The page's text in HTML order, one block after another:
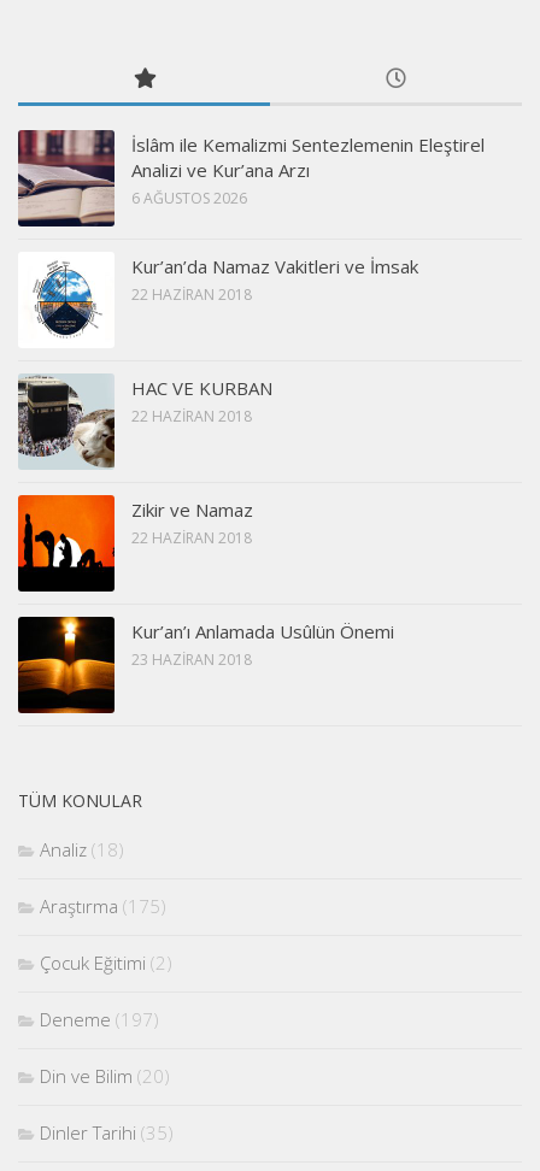
İslâm ile Kemalizmi Sentezlemenin Eleştirel
Analizi ve Kur’ana Arzı
6 AĞUSTOS 2026
Kur’an’da Namaz Vakitleri ve İmsak
22 HAZIRAN 2018
HAC VE KURBAN
22 HAZIRAN 2018
Zikir ve Namaz
22 HAZIRAN 2018
Kur’an’ı Anlamada Usûlün Önemi
23 HAZIRAN 2018
TÜM KONULAR
Analiz (18)
Araştırma (175)
Çocuk Eğitimi (2)
Deneme (197)
Din ve Bilim (20)
Dinler Tarihi (35)